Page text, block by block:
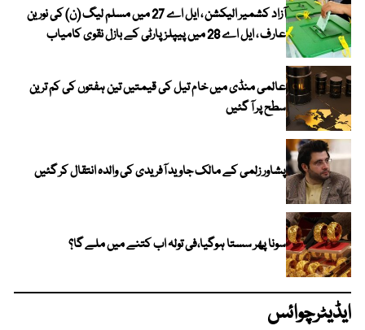
آزاد کشمیر الیکشن ، ایل اے 27 میں مسلم لیگ (ن) کی نورین
عارف ، ایل اے 28 میں پیپلز پارٹی کے بازل نقوی کامیاب
عالمی منڈی میں خام تیل کی قیمتیں تین ہفتوں کی کم ترین
سطح پر آ گئیں
پشاور زلمی کے مالک جاوید آفریدی کی والدہ انتقال کر گئیں
سونا پھر سستا ہوگیا،فی تولہ اب کتنے میں ملے گا؟
ایڈیٹرچوائس